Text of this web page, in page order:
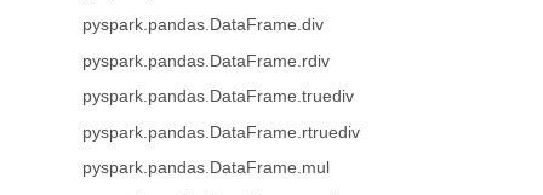
pyspark.pandas.DataFrame.div
pyspark.pandas.DataFrame.rdiv
pyspark.pandas.DataFrame.truediv
pyspark.pandas.DataFrame.rtruediv
pyspark.pandas.DataFrame.mul